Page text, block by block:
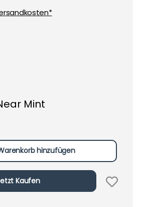
Mint
hinzufügen
Kaufen